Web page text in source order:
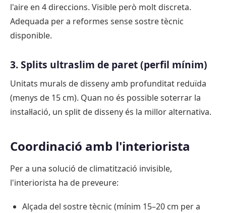
l'aire en 4 direccions. Visible però molt discreta.
Adequada per a reformes sense sostre tècnic
disponible.
3. Splits ultraslim de paret (perfil mínim)
Unitats murals de disseny amb profunditat reduïda
(menys de 15 cm). Quan no és possible soterrar la
instal·lació, un split de disseny és la millor alternativa.
Coordinació amb l'interiorista
Per a una solució de climatització invisible,
l'interiorista ha de preveure:
Alçada del sostre tècnic (mínim 15–20 cm per a